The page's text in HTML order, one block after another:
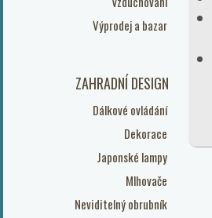
Výprodej a bazar
ZAHRADNÍ DESIGN
Dálkové ovládání
Dekorace
Japonské lampy
Mlhovače
Neviditelný obrubník